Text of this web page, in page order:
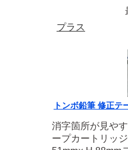
プラス
トンボ鉛筆 修正テ
消字箇所が見や
ープカートリッ